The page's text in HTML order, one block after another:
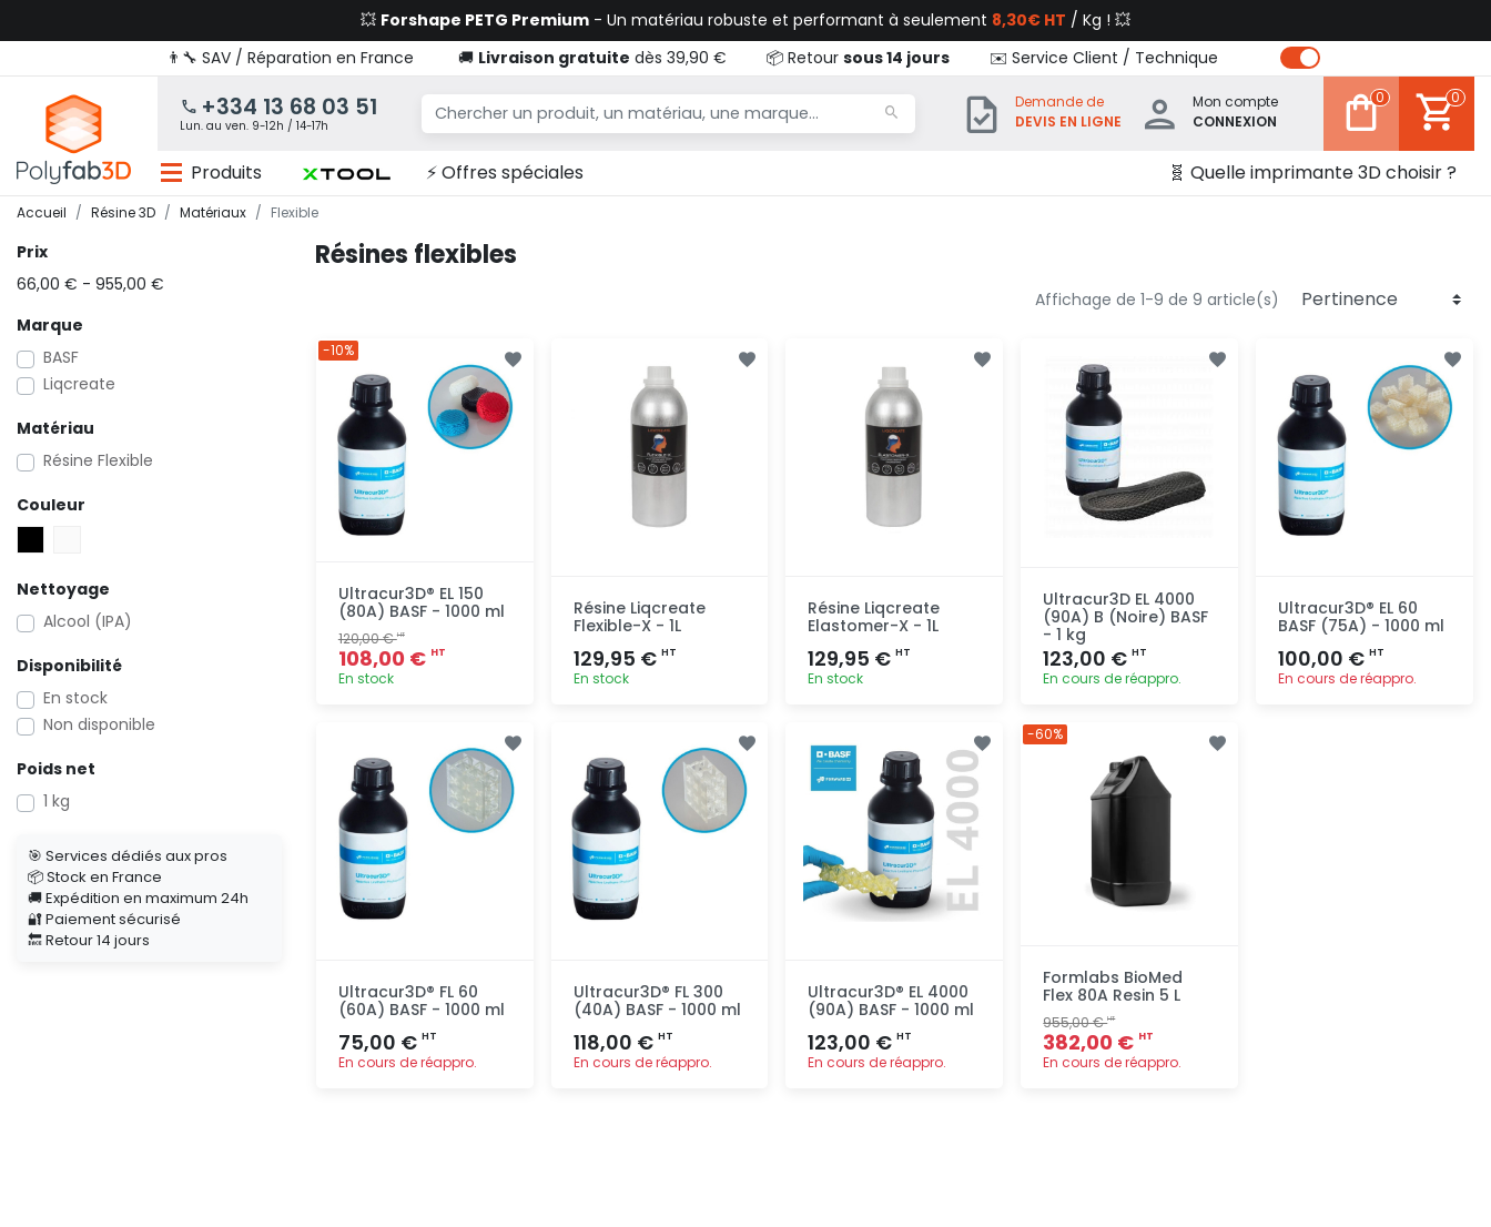
💥 Forshape PETG Premium - Un matériau robuste et performant à seulement 8,30€ HT / Kg ! 💥
👨‍🔧 SAV / Réparation en France
🚚 Livraison gratuite dès 39,90 € 📦 Retour sous 14 jours ✉️ Service Client / Technique
+334 13 68 03 51
Lun. au ven. 9-12h / 14-17h
Demande de
DEVIS EN LIGNE
Mon compte
CONNEXION
0 0
Produits ⚡ Offres spéciales 🧬 Quelle imprimante 3D choisir ?
Accueil Résine 3D Matériaux Flexible
Prix
66,00 € - 955,00 €
Marque
BASF
Liqcreate
Matériau
Résine Flexible
Couleur
Nettoyage
Alcool (IPA)
Disponibilité
En stock
Non disponible
Poids net
1 kg
🎯 Services dédiés aux pros
📦 Stock en France
🚚 Expédition en maximum 24h
🔐 Paiement sécurisé
🔙 Retour 14 jours
Résines flexibles
Affichage de 1-9 de 9 article(s)
Ultracur3D® EL 150
(80A) BASF - 1000 ml
120,00 €HT
108,00 € HT
En stock
rapide
-10%
Résine Liqcreate
Flexible-X - 1L
129,95 € HT
En stock
rapide
Résine Liqcreate
Elastomer-X - 1L
129,95 €HT
En stock
rapide
Ultracur3D EL 4000
(90A) B (Noire) BASF
- 1 kg
123,00 €HT
En cours de réappro.
Ultracur3D® EL 60
BASF (75A) - 1000 ml
100,00 €HT
En cours de réappro.
Ultracur3D® FL 60
(60A) BASF - 1000 ml
75,00 € HT
En cours de réappro.
Ultracur3D® FL 300
(40A) BASF - 1000 ml
118,00 € HT
En cours de réappro.
Ultracur3D® EL 4000
(90A) BASF - 1000 ml
123,00 €HT
En cours de réappro.
Formlabs BioMed
Flex 80A Resin 5 L
955,00 €HT
382,00 € HT
En cours de réappro.
-60%